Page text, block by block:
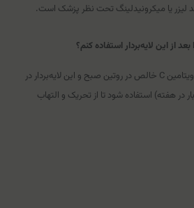
لیزر یا میکرونیدلینگ تحت نظر پزشک است.
توصیه می‌شود ویتامین C خالص در روتین صبح و این لایه‌بردار در
روتین شب (حداکثر ۲ بار در هفته) استفاده شود تا از تحریک و التهاب